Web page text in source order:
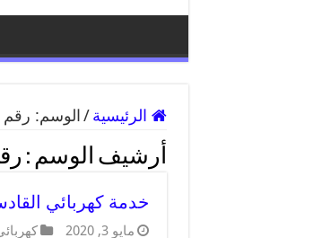
الرئيسية / الوسم: رقم
أرشيف الوسم :
خدمة كهربائي القادسية 66409555 افضل معلم كهربائي
مايو 3, 2020